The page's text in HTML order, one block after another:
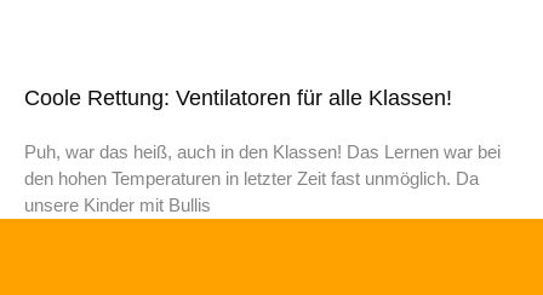
Coole Rettung: Ventilatoren für alle Klassen!
Puh, war das heiß, auch in den Klassen! Das Lernen war bei
den hohen Temperaturen in letzter Zeit fast unmöglich. Da
unsere Kinder mit Bullis